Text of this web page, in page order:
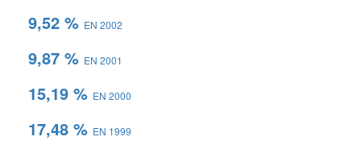
9,52 % EN 2002
9,87 % EN 2001
15,19 % EN 2000
17,48 % EN 1999